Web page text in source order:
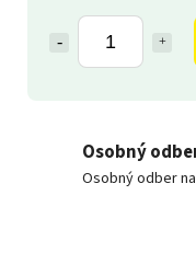
Osobný
Osobný odber